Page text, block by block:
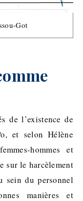
Got
de l’existence de
et selon Hélène
hommes et
sur le harcèlement
sein du personnel
manières et